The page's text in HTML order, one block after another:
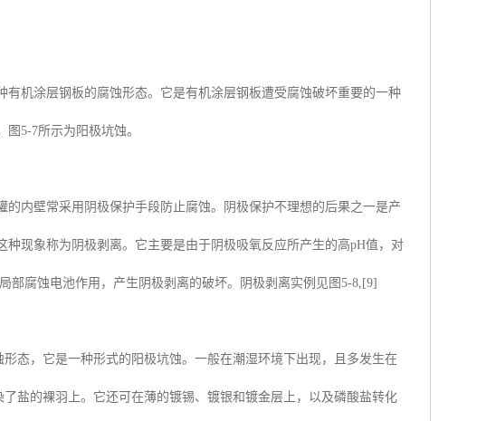
机涂层钢板的腐蚀形态。它是有机涂层钢板遭受腐蚀破坏重要的一种
5-7所示为阳极坑蚀。
内壁常采用阴极保护手段防止腐蚀。阴极保护不理想的后果之一是产
现象称为阴极剥离。它主要是由于阴极吸氧反应所产生的高pH值，对
部腐蚀电池作用，产生阴极剥离的破坏。阴极剥离实例见图5-8,[9]
态，它是一种形式的阳极坑蚀。一般在潮湿环境下出现，且多发生在
盐的裸羽上。它还可在薄的镀锡、镀银和镀金层上，以及磷酸盐转化